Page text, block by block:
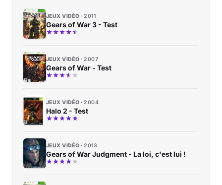
JEUX VIDÉO 2011
Gears of War 3 - Test
JEUX VIDÉO 2007
Gears of War - Test
JEUX VIDÉO 2004
Halo 2 - Test
JEUX VIDÉO 2013
Gears of War Judgment - La loi, c'est lui !